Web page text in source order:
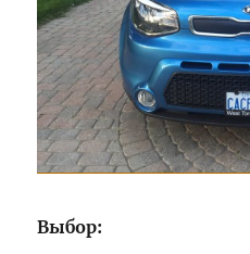
Выбор: